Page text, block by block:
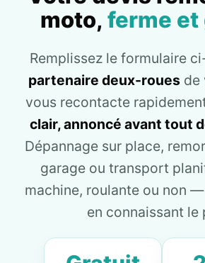
moto, ferme
Remplissez le formulaire
partenaire deux-rouesde
vous recontacte
clair, annoncé avant tout
Dépannage sur place,
garage ou transport
machine, roulante ou non
en connaissant le